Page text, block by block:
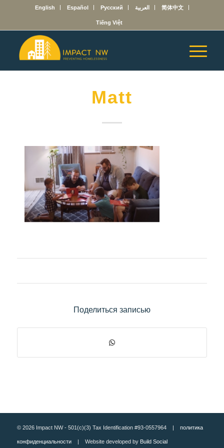
English Español Русский العربية 简体中文
Tiếng Việt
Matt
Поделиться записью
© 2026 Impact NW - 501(c)(3) Tax Identification #93-0557964 | политика
конфиденциальности| Website developed by Build Social